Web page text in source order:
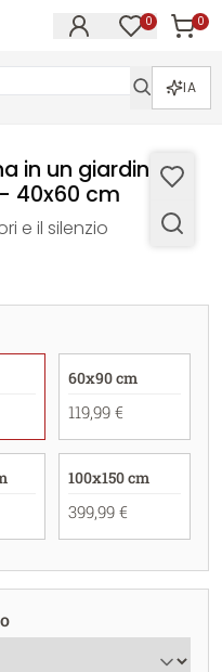
0 0
IA
in un giardino
40x60 cm
e il silenzio
60x90 cm
119,99 €
100x150 cm
399,99 €